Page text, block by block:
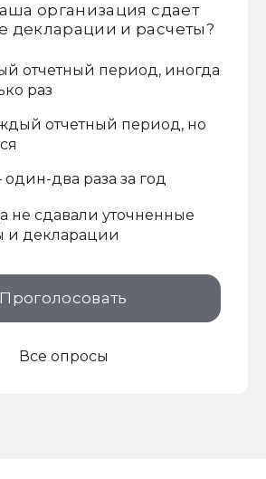
организация сдает
декларации и расчеты?
отчетный период, иногда
раз
отчетный период, но
один-два раза за год
не сдавали уточненные
и декларации
Проголосовать
Все опросы